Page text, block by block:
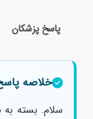
پاسخ پزشکان
خلاصه
سلام. بسته